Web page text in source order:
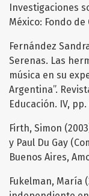
Investigaciones
México: Fondo
Fernández
Serenas. Las
música en su
Argentina”.
Educación. IV,
Firth, Simon
y Paul Du Gay
Buenos Aires,
Fukelman, María